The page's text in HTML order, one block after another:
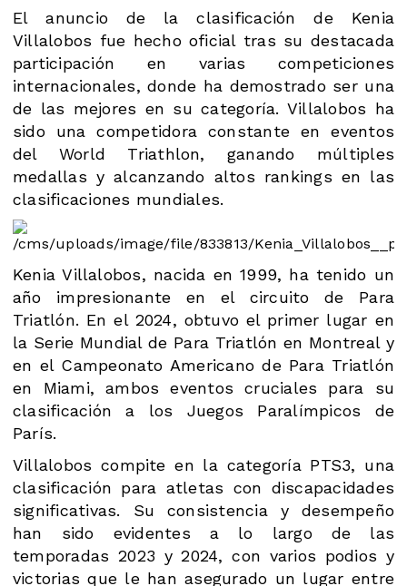
El anuncio de la clasificación de Kenia
Villalobos fue hecho oficial tras su destacada
participación en varias competiciones
internacionales, donde ha demostrado ser una
de las mejores en su categoría. Villalobos ha
sido una competidora constante en eventos
del World Triathlon, ganando múltiples
medallas y alcanzando altos rankings en las
clasificaciones mundiales​.
Kenia Villalobos, nacida en 1999, ha tenido un
año impresionante en el circuito de Para
Triatlón. En el 2024, obtuvo el primer lugar en
la Serie Mundial de Para Triatlón en Montreal y
en el Campeonato Americano de Para Triatlón
en Miami, ambos eventos cruciales para su
clasificación a los Juegos Paralímpicos de
París​.
Villalobos compite en la categoría PTS3, una
clasificación para atletas con discapacidades
significativas. Su consistencia y desempeño
han sido evidentes a lo largo de las
temporadas 2023 y 2024, con varios podios y
victorias que le han asegurado un lugar entre